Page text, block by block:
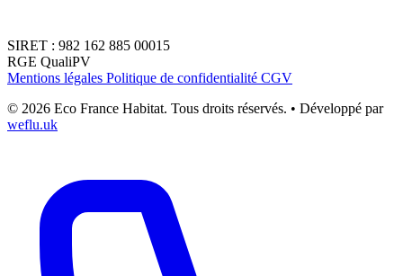
SIRET : 982 162 885 00015
RGE QualiPV
Mentions légales Politique de confidentialité CGV
© 2026 Eco France Habitat. Tous droits réservés. • Développé par
weflu.uk